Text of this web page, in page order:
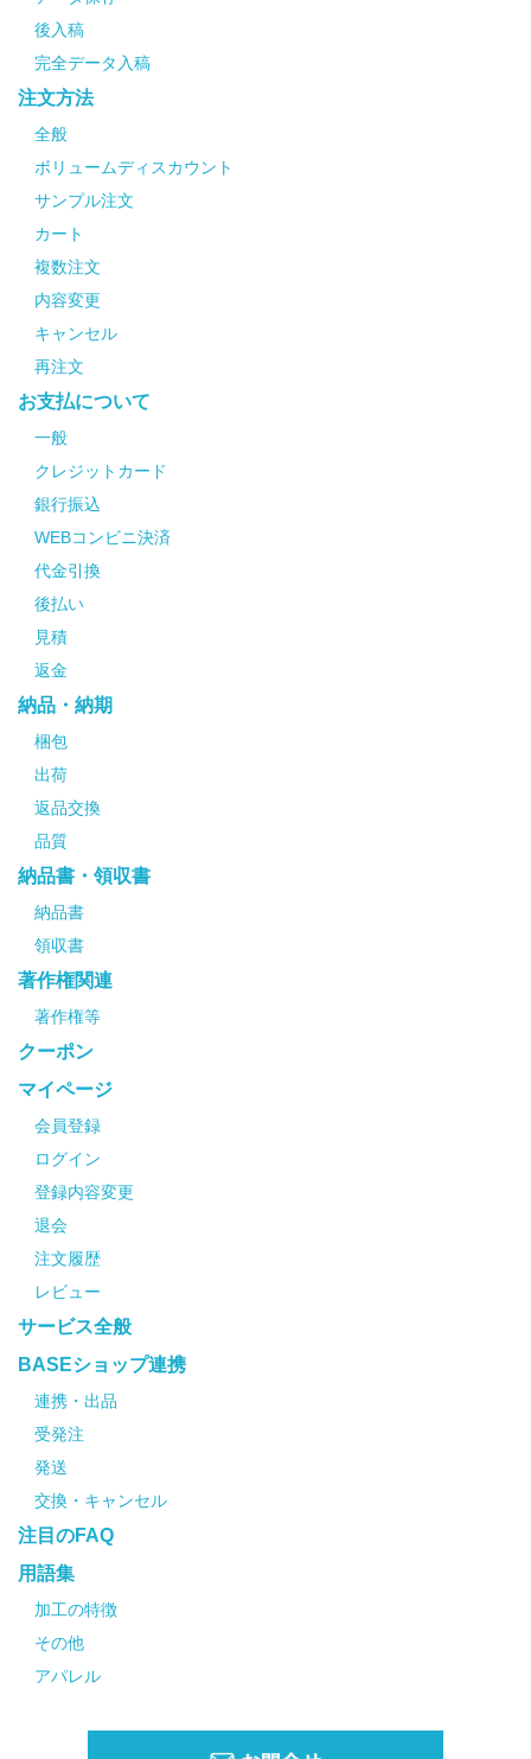
後入稿
完全データ入稿
注文方法
全般
ボリュームディスカウント
サンプル注文
カート
複数注文
内容変更
キャンセル
再注文
お支払について
一般
クレジットカード
銀行振込
WEBコンビニ決済
代金引換
後払い
見積
返金
納品・納期
梱包
出荷
返品交換
品質
納品書・領収書
納品書
領収書
著作権関連
著作権等
クーポン
マイページ
会員登録
ログイン
登録内容変更
退会
注文履歴
レビュー
サービス全般
BASEショップ連携
連携・出品
受発注
発送
交換・キャンセル
注目のFAQ
用語集
加工の特徴
その他
アパレル